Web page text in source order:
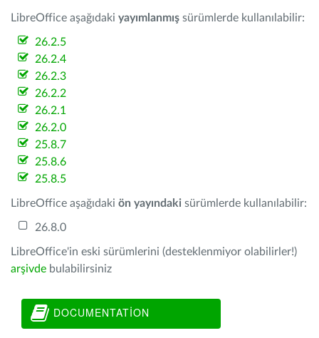
LibreOffice aşağıdaki yayımlanmış sürümlerde kullanılabilir:
26.2.5
26.2.4
26.2.3
26.2.2
26.2.1
26.2.0
25.8.7
25.8.6
25.8.5
LibreOffice aşağıdaki ön yayındaki sürümlerde kullanılabilir:
26.8.0
LibreOffice'in eski sürümlerini (desteklenmiyor olabilirler!)
arşivde bulabilirsiniz
DOCUMENTATION